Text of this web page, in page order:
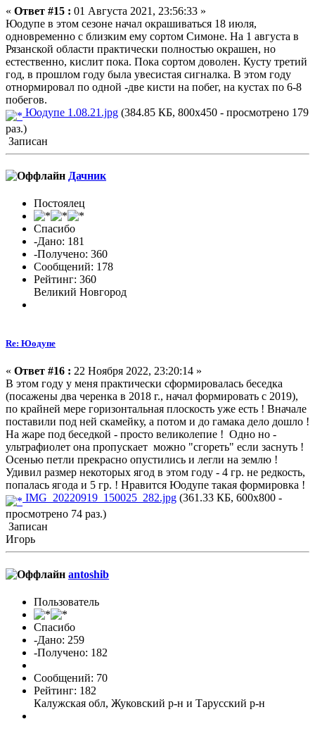
« Ответ #15 : 01 Августа 2021, 23:56:33 »
Юодупе в этом сезоне начал окрашиваться 18 июля,
одновременно с близким ему сортом Симоне. На 1 августа в
Рязанской области практически полностью окрашен, но
естественно, кислит пока. Пока сортом доволен. Кусту третий
год, в прошлом году была увесистая сигналка. В этом году
отнормировал по одной -две кисти на побег, на кустах по 6-8
побегов.
Юодупе 1.08.21.jpg (384.85 КБ, 800x450 - просмотрено 179
раз.)
Записан
Дачник
Постоялец
Спасибо
-Дано: 181
-Получено: 360
Сообщений: 178
Рейтинг: 360
Великий Новгород
Re: Юодупе
« Ответ #16 : 22 Ноября 2022, 23:20:14 »
В этом году у меня практически сформировалась беседка
(посажены два черенка в 2018 г., начал формировать с 2019),
по крайней мере горизонтальная плоскость уже есть ! Вначале
поставили под ней скамейку, а потом и до гамака дело дошло !
На жаре под беседкой - просто великолепие ! Одно но -
ультрафиолет она пропускает можно "сгореть" если заснуть !
Осенью петли прекрасно опустились и легли на землю !
Удивил размер некоторых ягод в этом году - 4 гр. не редкость,
попалась ягода и 5 гр. ! Нравится Юодупе такая формировка !
IMG_20220919_150025_282.jpg (361.33 КБ, 600x800 -
просмотрено 74 раз.)
Записан
Игорь
antoshib
Пользователь
Спасибо
-Дано: 259
-Получено: 182
Сообщений: 70
Рейтинг: 182
Калужская обл, Жуковский р-н и Тарусский р-н